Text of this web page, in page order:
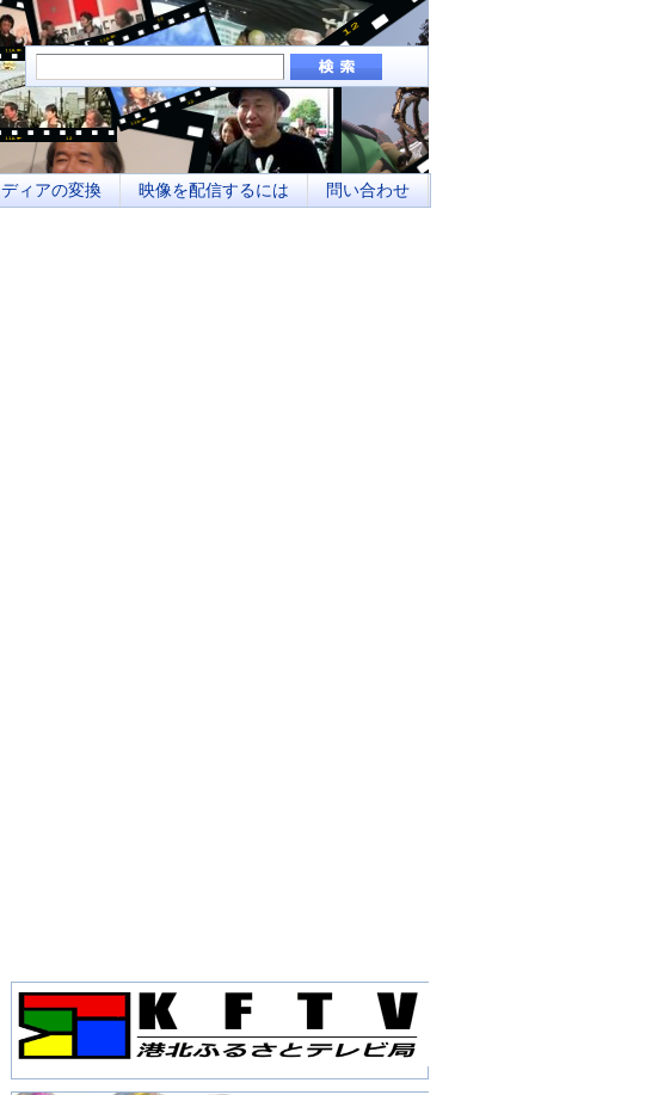
者参加への取り組み、地域メディアとしてのネットワーク化
ィアの変換 映像を配信するには 問い合わせ